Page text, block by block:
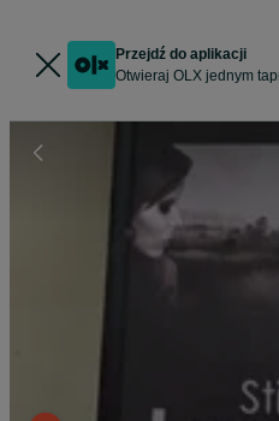
Przejdź do aplikacji
Otwieraj OLX jednym